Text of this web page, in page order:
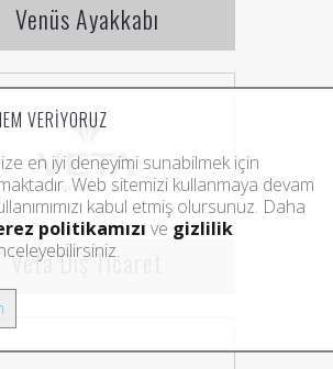
Venüs Ayakkabı
Veta Dış Ticaret
© Afili Fikirler Reklam Ajansı. All
rights reserved.
VERIYORUZ
en iyi deneyimi sunabilmek için
Web sitemizi kullanmaya devam
kabul etmiş olursunuz. Daha
politikamızı ve gizlilik